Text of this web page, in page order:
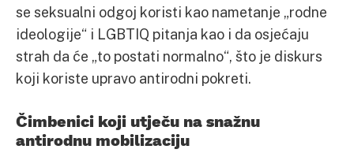
se seksualni odgoj koristi kao nametanje „rodne
ideologije“ i LGBTIQ pitanja kao i da osjećaju
strah da će „to postati normalno“, što je diskurs
koji koriste upravo antirodni pokreti.
Čimbenici koji utječu na snažnu
antirodnu mobilizaciju